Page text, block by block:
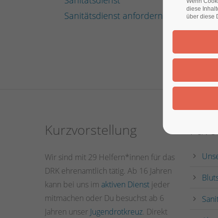
Sanitätsdienst anfordern
Kurzvorstellung
Wir sind mit 29 Helfern*innen für das
DRK ehrenamtlich tätig. Ab 16 Jahren
kann bei uns im aktiven Dienst jeder
mitmachen oder Du besuchst ab 6
Jahren unser Jugendrotkreuz. Direkt
diese
über diese